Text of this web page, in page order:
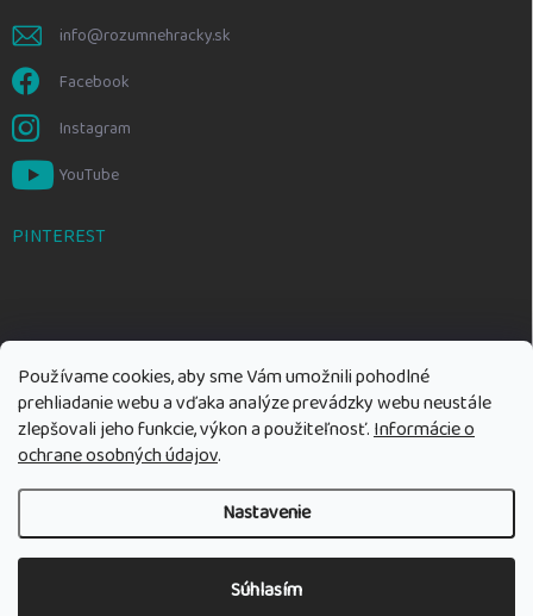
Používame cookies, aby sme Vám umožnili pohodlné
prehliadanie webu a vďaka analýze prevádzky webu neustále
zlepšovali jeho funkcie, výkon a použiteľnosť.Informácie o
ochrane osobných údajov.
Nastavenie
Súhlasím
info@rozumnehracky.sk
Facebook
Instagram
YouTube
PINTEREST
Copyright 2026Rozumné hračky. Všetky práva vyhradené.Upraviť
nastavenie cookies